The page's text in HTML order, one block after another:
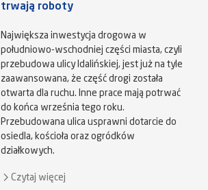
trwają roboty
Największa inwestycja drogowa w
południowo-wschodniej części miasta, czyli
przebudowa ulicy Idalińskiej, jest już na tyle
zaawansowana, że część drogi została
otwarta dla ruchu. Inne prace mają potrwać
do końca września tego roku.
Przebudowana ulica usprawni dotarcie do
osiedla, kościoła oraz ogródków
działkowych.
Czytaj więcej